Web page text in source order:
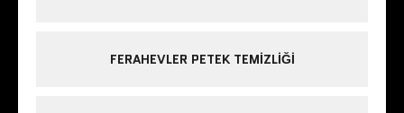
FERAHEVLER PETEK TEMIZLIĞI